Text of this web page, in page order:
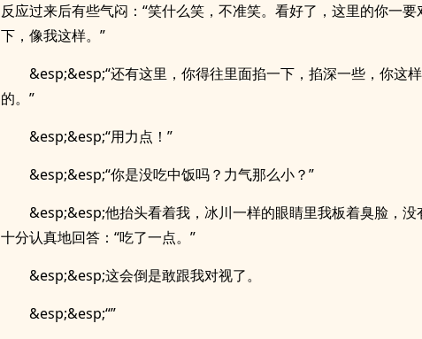
反应过来后有些气闷：“笑什么笑，不准笑。看好了，这里的你一
下，像我这样。”
&esp;&esp;“还有这里，你得往里面掐一下，掐深一些，你这
的。”
&esp;&esp;“用力点！”
&esp;&esp;“你是没吃中饭吗？力气那么小？”
&esp;&esp;他抬头看着我，冰川一样的眼睛里我板着臭脸，没
十分认真地回答：“吃了一点。”
&esp;&esp;这会倒是敢跟我对视了。
&esp;&esp;“”